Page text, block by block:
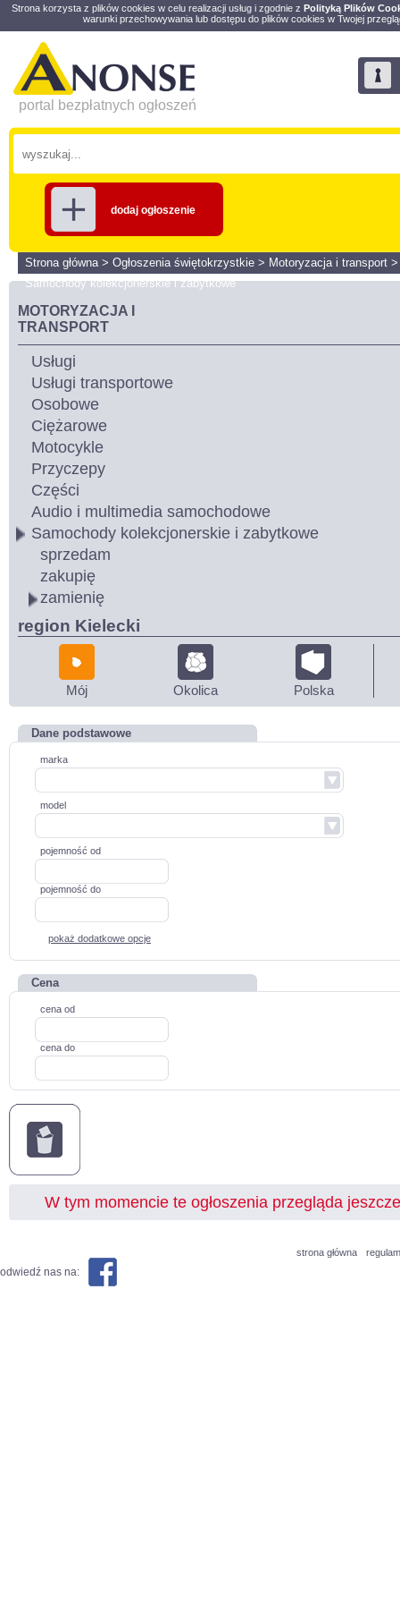
Strona korzysta z plików cookies w celu realizacji usług i zgodnie z Polityką Plików
warunki przechowywania lub dostępu do plików cookies w Twojej
portal bezpłatnych ogłoszeń
dodaj ogłoszenie
Strona główna> Ogłoszenia świętokrzystkie > Motoryzacja i transport
Samochody kolekcjonerskie i zabytkowe
MOTORYZACJA I
TRANSPORT
Usługi
Usługi transportowe
Osobowe
Ciężarowe
Motocykle
Przyczepy
Części
Audio i multimedia samochodowe
Samochody kolekcjonerskie i zabytkowe
sprzedam
zakupię
zamienię
region Kielecki
Mój Okolica Polska
Dane podstawowe
marka
model
pojemność od
pojemność do
pokaż dodatkowe opcje
Cena
cena od
cena do
W tym momencie te ogłoszenia przegląda
strona główna
odwiedź nas na: